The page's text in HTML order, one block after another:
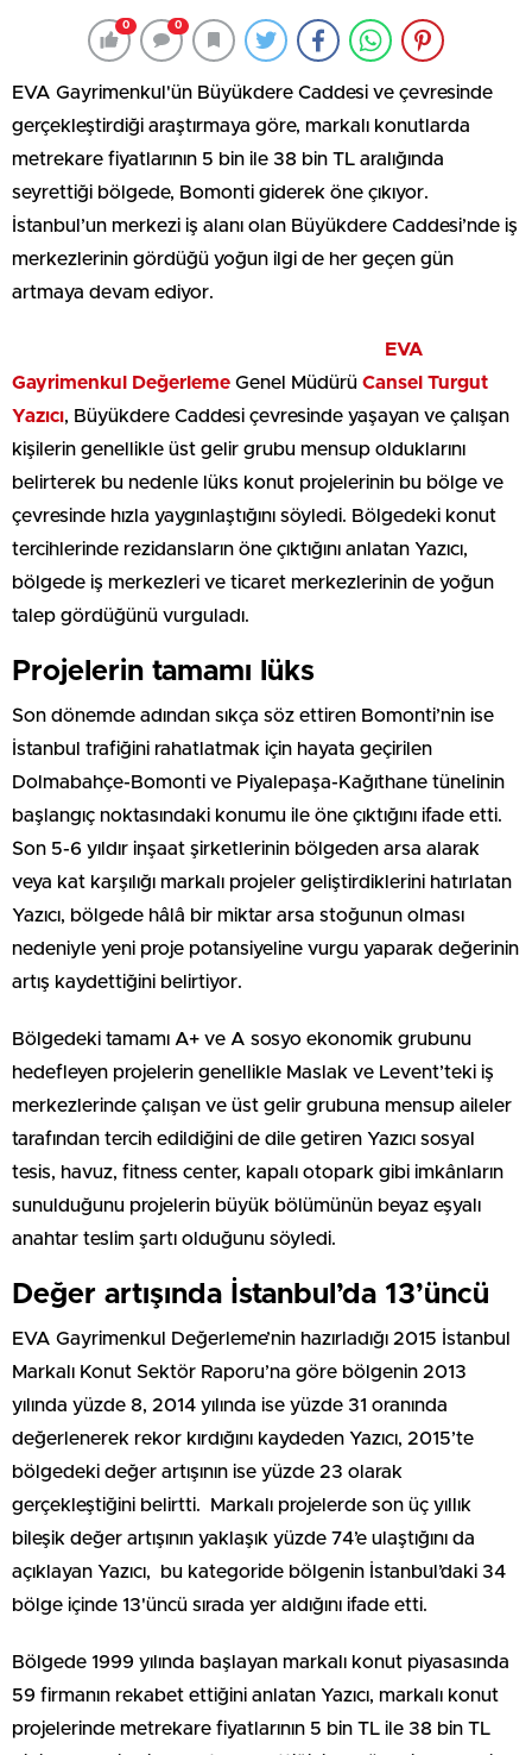
0 0
EVA Gayrimenkul'ün Büyükdere Caddesi ve çevresinde
gerçekleştirdiği araştırmaya göre, markalı konutlarda
metrekare fiyatlarının 5 bin ile 38 bin TL aralığında
seyrettiği bölgede, Bomonti giderek öne çıkıyor.
İstanbul’un merkezi iş alanı olan Büyükdere Caddesi’nde iş
merkezlerinin gördüğü yoğun ilgi de her geçen gün
artmaya devam ediyor.
EVA
Gayrimenkul Değerleme Genel Müdürü Cansel Turgut
Yazıcı, Büyükdere Caddesi çevresinde yaşayan ve çalışan
kişilerin genellikle üst gelir grubu mensup olduklarını
belirterek bu nedenle lüks konut projelerinin bu bölge ve
çevresinde hızla yaygınlaştığını söyledi. Bölgedeki konut
tercihlerinde rezidansların öne çıktığını anlatan Yazıcı,
bölgede iş merkezleri ve ticaret merkezlerinin de yoğun
talep gördüğünü vurguladı.
Projelerin tamamı lüks
Son dönemde adından sıkça söz ettiren Bomonti’nin ise
İstanbul trafiğini rahatlatmak için hayata geçirilen
Dolmabahçe-Bomonti ve Piyalepaşa-Kağıthane tünelinin
başlangıç noktasındaki konumu ile öne çıktığını ifade etti.
Son 5-6 yıldır inşaat şirketlerinin bölgeden arsa alarak
veya kat karşılığı markalı projeler geliştirdiklerini hatırlatan
Yazıcı, bölgede hâlâ bir miktar arsa stoğunun olması
nedeniyle yeni proje potansiyeline vurgu yaparak değerinin
artış kaydettiğini belirtiyor.
Bölgedeki tamamı A+ ve A sosyo ekonomik grubunu
hedefleyen projelerin genellikle Maslak ve Levent’teki iş
merkezlerinde çalışan ve üst gelir grubuna mensup aileler
tarafından tercih edildiğini de dile getiren Yazıcı sosyal
tesis, havuz, fitness center, kapalı otopark gibi imkânların
sunulduğunu projelerin büyük bölümünün beyaz eşyalı
anahtar teslim şartı olduğunu söyledi.
Değer artışında İstanbul’da 13’üncü
EVA Gayrimenkul Değerleme’nin hazırladığı 2015 İstanbul
Markalı Konut Sektör Raporu’na göre bölgenin 2013
yılında yüzde 8, 2014 yılında ise yüzde 31 oranında
değerlenerek rekor kırdığını kaydeden Yazıcı, 2015’te
bölgedeki değer artışının ise yüzde 23 olarak
gerçekleştiğini belirtti. Markalı projelerde son üç yıllık
bileşik değer artışının yaklaşık yüzde 74’e ulaştığını da
açıklayan Yazıcı, bu kategoride bölgenin İstanbul’daki 34
bölge içinde 13'üncü sırada yer aldığını ifade etti.
Bölgede 1999 yılında başlayan markalı konut piyasasında
59 firmanın rekabet ettiğini anlatan Yazıcı, markalı konut
projelerinde metrekare fiyatlarının 5 bin TL ile 38 bin TL